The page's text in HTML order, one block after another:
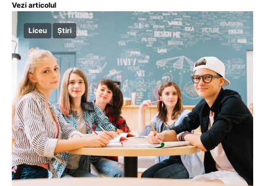
Vezi articolul
Liceu Știri